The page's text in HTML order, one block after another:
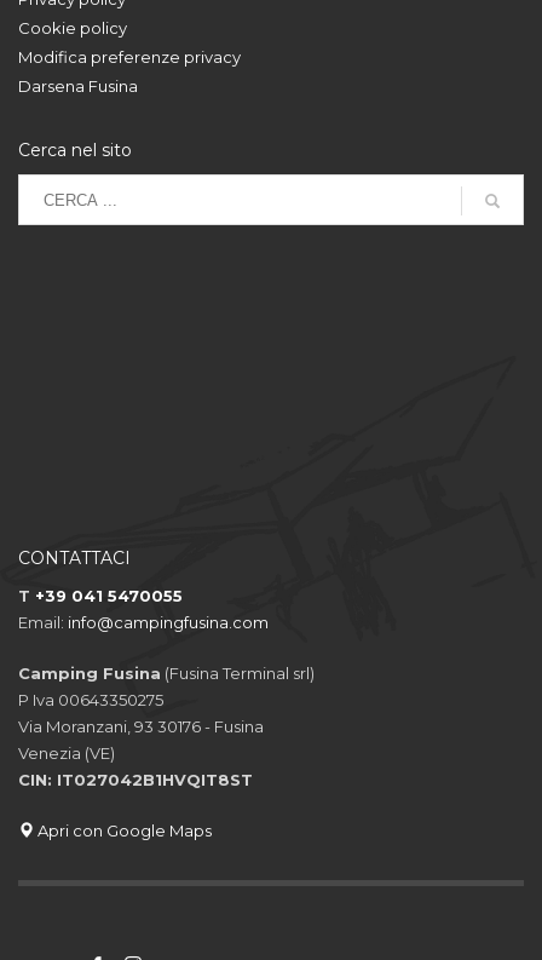
Cookie policy
Modifica preferenze privacy
Darsena Fusina
Cerca nel sito
CONTATTACI
T +39 041 5470055
Email: info@campingfusina.com
Camping Fusina (Fusina Terminal srl)
P Iva 00643350275
Via Moranzani, 93 30176 - Fusina
Venezia (VE)
CIN: IT027042B1HVQIT8ST
Apri con Google Maps